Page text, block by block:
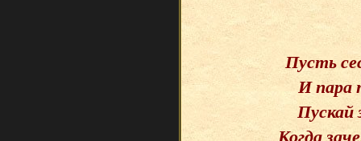
Пусть
И пара
Пускай
Когда